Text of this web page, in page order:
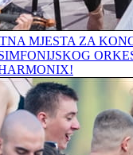
MJESTA ZA